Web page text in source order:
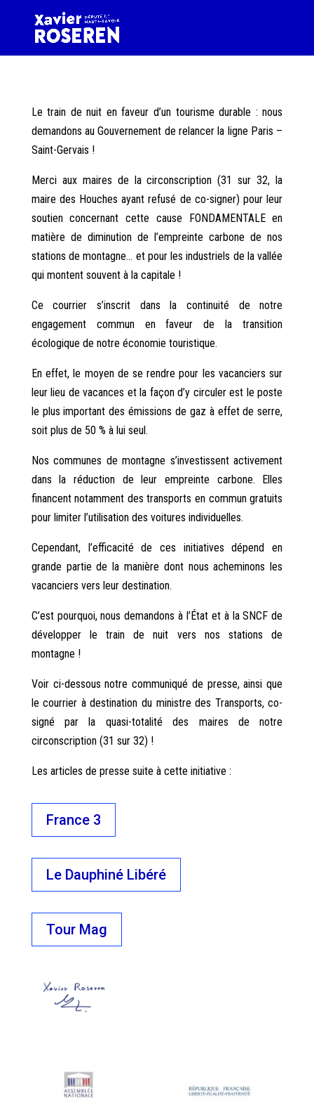
Le train de nuit en faveur d’un tourisme durable :nous
demandons au Gouvernement de relancer la ligne Paris –
Saint-Gervais !
Merci aux maires de la circonscription (31 sur 32, la
maire des Houches ayant refusé de co-signer) pour leur
soutien concernant cette cause FONDAMENTALE en
matière de diminution de l’empreinte carbone de nos
stations de montagne… et pour les industriels de la vallée
qui montent souvent à la capitale !
Ce courrier s’inscrit dans la continuité de notre
engagement commun en faveur de la transition
écologique de notre économie touristique.
En effet, le moyen de se rendre pour les vacanciers sur
leur lieu de vacances et la façon d’y circuler est le poste
le plus important des émissions de gaz à effet de serre,
soit plus de 50 % à lui seul.
Nos communes de montagne s’investissent activement
dans la réduction de leur empreinte carbone. Elles
financent notamment des transports en commun gratuits
pour limiter l’utilisation des voitures individuelles.
Cependant, l’efficacité de ces initiatives dépend en
grande partie de la manière dont nous acheminons les
vacanciers vers leur destination.
C’est pourquoi, nous demandons à l’État et à la SNCF de
développer le train de nuit vers nos stations de
montagne !
Voir ci-dessous notre communiqué de presse, ainsi que
le courrier à destination du ministre des Transports, co-
signé par la quasi-totalité des maires de notre
circonscription (31 sur 32) !
Les articles de presse suite à cette initiative :
France 3
Le Dauphiné Libéré
Tour Mag